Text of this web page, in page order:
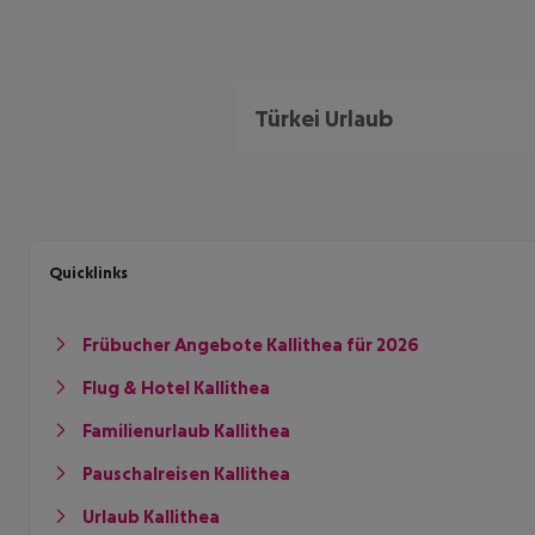
Türkei Urlaub
Quicklinks
Frübucher Angebote Kallithea für 2026
Flug & Hotel Kallithea
Familienurlaub Kallithea
Pauschalreisen Kallithea
Urlaub Kallithea